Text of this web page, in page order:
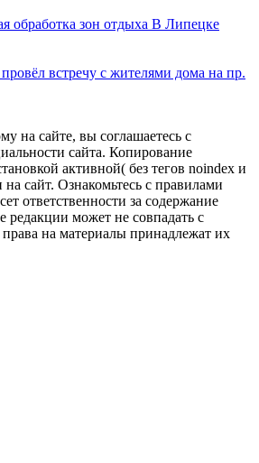
обработка зон отдыха В Липецке
встречу с жителями дома на пр.
на сайте, вы соглашаетесь с
сайта. Копирование
активной( без тегов noindex и
сайт. Ознакомьтесь с правилами
ответственности за содержание
может не совпадать с
на материалы принадлежат их